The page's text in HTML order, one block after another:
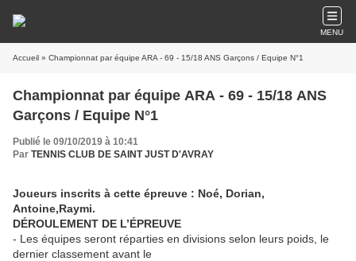
MENU
Accueil » Championnat par équipe ARA - 69 - 15/18 ANS Garçons / Equipe N°1
Championnat par équipe ARA - 69 - 15/18 ANS
Garçons / Equipe N°1
Publié le 09/10/2019 à 10:41
Par TENNIS CLUB DE SAINT JUST D'AVRAY
Joueurs inscrits à cette épreuve : Noé, Dorian,
Antoine,Raymi.
DÉROULEMENT DE L’ÉPREUVE
- Les équipes seront réparties en divisions selon leurs poids, le
dernier classement avant le